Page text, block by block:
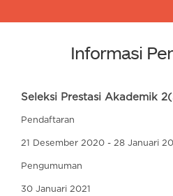
Informasi
Seleksi Prestasi Akademik
Pendaftaran
21 Desember 2020 - 28 Januari
Pengumuman
30 Januari 2021